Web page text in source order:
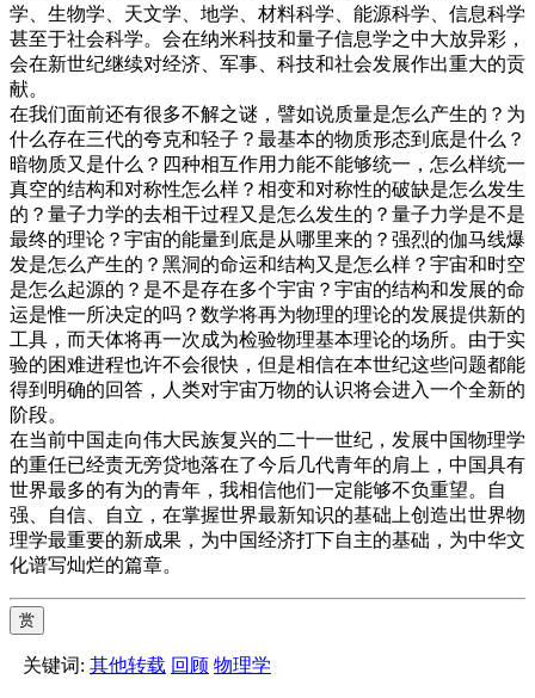
学、生物学、天文学、地学、材料科学、能源科学、信息科学
甚至于社会科学。会在纳米科技和量子信息学之中大放异彩，
会在新世纪继续对经济、军事、科技和社会发展作出重大的贡
献。
在我们面前还有很多不解之谜，譬如说质量是怎么产生的？为
什么存在三代的夸克和轻子？最基本的物质形态到底是什么？
暗物质又是什么？四种相互作用力能不能够统一，怎么样统一
真空的结构和对称性怎么样？相变和对称性的破缺是怎么发生
的？量子力学的去相干过程又是怎么发生的？量子力学是不是
最终的理论？宇宙的能量到底是从哪里来的？强烈的伽马线爆
发是怎么产生的？黑洞的命运和结构又是怎么样？宇宙和时空
是怎么起源的？是不是存在多个宇宙？宇宙的结构和发展的命
运是惟一所决定的吗？数学将再为物理的理论的发展提供新的
工具，而天体将再一次成为检验物理基本理论的场所。由于实
验的困难进程也许不会很快，但是相信在本世纪这些问题都能
得到明确的回答，人类对宇宙万物的认识将会进入一个全新的
阶段。
在当前中国走向伟大民族复兴的二十一世纪，发展中国物理学
的重任已经责无旁贷地落在了今后几代青年的肩上，中国具有
世界最多的有为的青年，我相信他们一定能够不负重望。自
强、自信、自立，在掌握世界最新知识的基础上创造出世界物
理学最重要的新成果，为中国经济打下自主的基础，为中华文
化谱写灿烂的篇章。
赏
关键词: 其他转载 回顾 物理学